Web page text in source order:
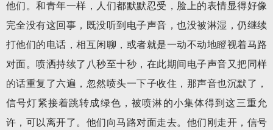
他们。和青年一样，人们都默默忍受，脸上的表情显得好像
完全没有这回事，既没听到电子声音，也没被淋湿，仍继续
打他们的电话，相互闲聊，或者就是一动不动地瞪视着马路
对面。喷洒持续了八秒至十秒，在此期间电子声音又把同样
的话重复了六遍，忽然喷头一下子收住，那声音也沉默了，
信号灯紧接着跳转成绿色，被喷淋的小集体得到这三重允
许，可以离开了。他们向马路对面走去。他们刚走开，信号